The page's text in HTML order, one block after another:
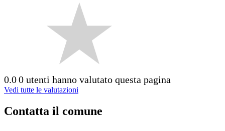
0.00 utenti hanno valutato questa pagina
Vedi tutte le valutazioni
Contatta il comune